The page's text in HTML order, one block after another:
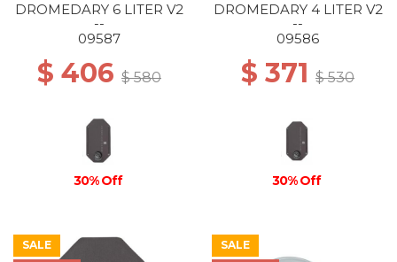
DROMEDARY 6 LITER V2
--
09587
$ 406 $ 580
30% Off
DROMEDARY 4 LITER V2
--
09586
$ 371 $ 530
30% Off
SALE
SALE